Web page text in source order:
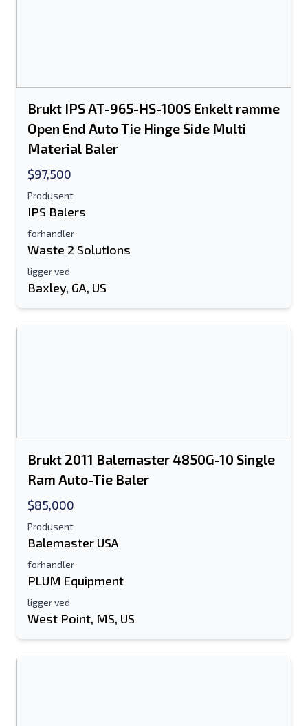
Fullt navn
Epostadresse
Mobil
Sende
Brukt IPS AT-965-HS-100S Enkelt ramme
Open End Auto Tie Hinge Side Multi
Material Baler
$97,500
Produsent
IPS Balers
forhandler
Waste 2 Solutions
ligger ved
Baxley, GA, US
Brukt 2011 Balemaster 4850G-10 Single
Ram Auto-Tie Baler
$85,000
Produsent
Balemaster USA
forhandler
PLUM Equipment
ligger ved
West Point, MS, US
Tekstoppføring til mobilenhet
Ditt fulle navn
Tilleggsinformasjon